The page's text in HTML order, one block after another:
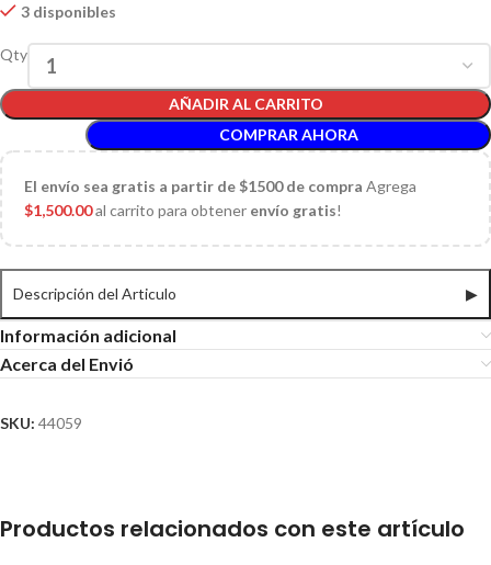
3 disponibles
Qty
AÑADIR AL CARRITO
COMPRAR AHORA
El envío sea gratis a partir de $1500 de compra Agrega
$1,500.00al carrito para obtener envío gratis!
Descripción del Articulo ▶
Información adicional
Acerca del Envió
SKU: 44059
Productos relacionados con este artículo